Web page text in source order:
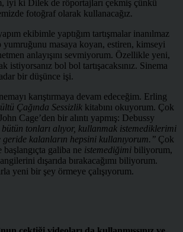
iyi ki Dilek de röportajları çekmiş çünkü
fotoğraf olarak kullanacağız.
ekibimle yaptığım tartışmalar inanılmaz
masaya koyan, estiren, kimseyi
anlayışını sevmiyorum. Özellikle yeni,
istiyorsanız bol bol tartışacaksınız. Sinema
bir düşünce işi.
karıştırmaya devam edeceğim. Erling
Çağında Sessizlik kitabını okuyorum. Çok
Cage’den bir alıntı yapmış: Debussy
bütün tonları alıyor, kullanmak istemediklerimi
geride kalanların hepsini kullanıyorum.’’ Çok
galiba ne istemediğimi biliyorum,
dışarıda bırakacağımı biliyorum.
yeni bir şey örmeye çalışıyorum.